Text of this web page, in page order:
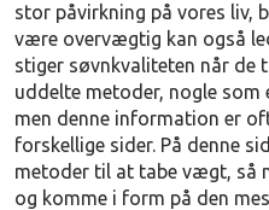
stor påvirkning på vores liv,
være overvægtig kan også
stiger søvnkvaliteten når de
uddelte metoder, nogle som
men denne information er
forskellige sider. På denne
metoder til at tabe vægt, så
og komme i form på den